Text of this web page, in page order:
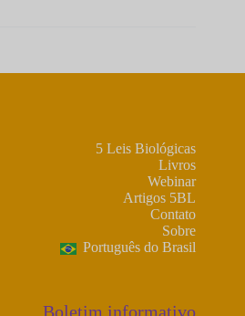
5 Leis Biológicas
Livros
Webinar
Artigos 5BL
Contato
Sobre
Português do Brasil
Boletim informativo